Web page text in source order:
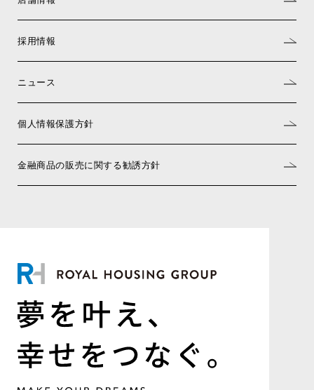
採用情報
ニュース
個人情報保護方針
金融商品の販売に関する勧誘方針